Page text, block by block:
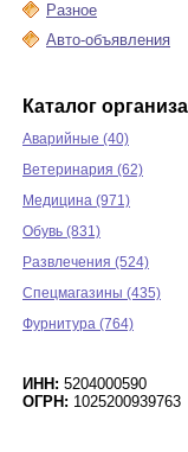
Разное
Авто-объявления
Каталог
Аварийные (40)
Ветеринария (62)
Медицина (971)
Обувь (831)
Развлечения (524)
Спецмагазины (435)
Фурнитура (764)
ИНН: 5204000590
ОГРН: 1025200939763